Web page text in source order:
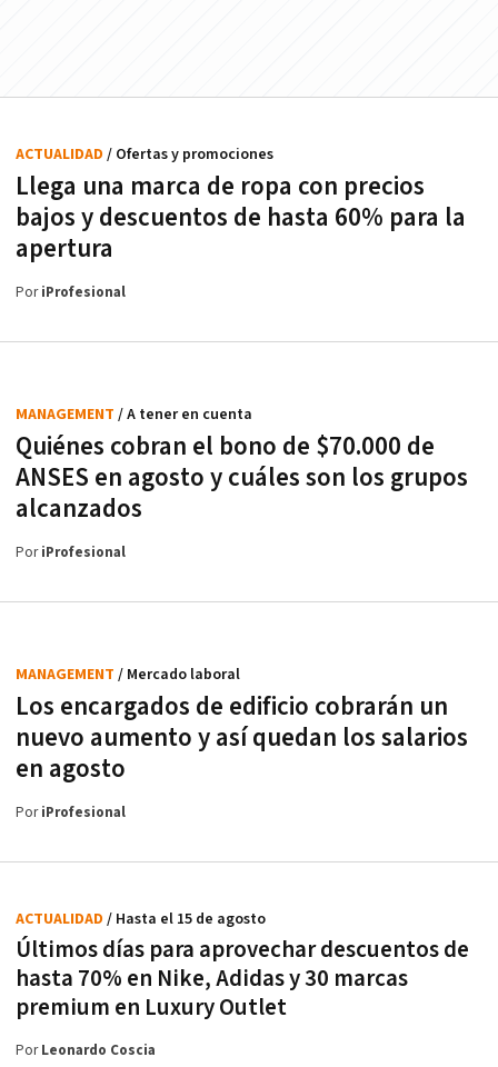
Llega una marca de ropa con precios
bajos y descuentos de hasta 60% para la
apertura
ACTUALIDAD / Ofertas y promociones
PoriProfesional
Quiénes cobran el bono de $70.000 de
ANSES en agosto y cuáles son los grupos
alcanzados
MANAGEMENT / A tener en cuenta
PoriProfesional
Los encargados de edificio cobrarán un
nuevo aumento y así quedan los salarios
en agosto
MANAGEMENT / Mercado laboral
PoriProfesional
Últimos días para aprovechar descuentos de
hasta 70% en Nike, Adidas y 30 marcas
premium en Luxury Outlet
ACTUALIDAD / Hasta el 15 de agosto
PorLeonardo Coscia